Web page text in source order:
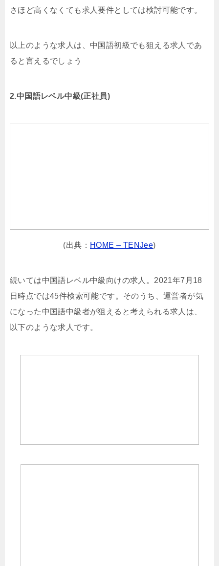
さほど高くなくても求人要件としては検討可能です。
以上のような求人は、中国語初級でも狙える求人であ
ると言えるでしょう
2.中国語レベル中級(正社員)
(出典： HOME – TENJee)
続いては中国語レベル中級向けの求人。2021年7月18
日時点では45件検索可能です。そのうち、運営者が気
になった中国語中級者が狙えると考えられる求人は、
以下のような求人です。